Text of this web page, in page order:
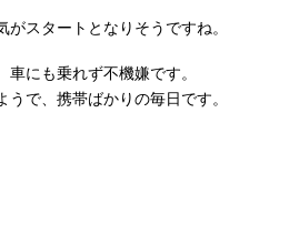
スタートとなりそうですね。
にも乗れず不機嫌です。
で、携帯ばかりの毎日です。